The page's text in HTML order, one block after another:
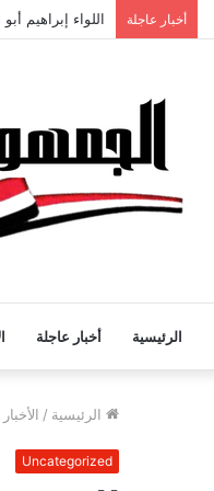
أخبار عاجلة اللواء إبراهيم
الرئيسية أخبار عاجلة
الرئيسية / الأخبار
Uncategorized